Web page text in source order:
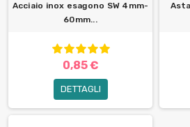
Acciaio inox esagono SW 4mm-
60mm...
0,85 €
DETTAGLI